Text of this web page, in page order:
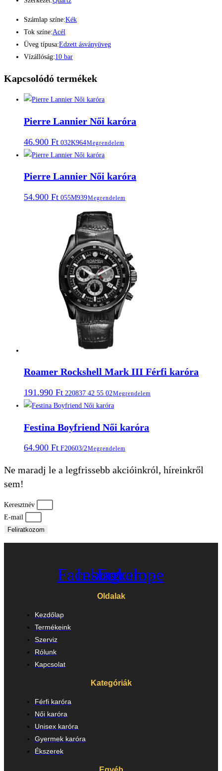
Számlap színe:Kék
Tok színe:Acél
Üveg típusa:Edzett ásványüveg
Vízállóság:10 bar
Kapcsolódó termékek
Pierre Lannier Női karóra
46.900 Ft 032K964Megrendelem
Pierre Lannier Női karóra
54.900 Ft 055M939Megrendelem
Roamer Rockshell Mark III Férfi karóra
191.990 Ft 220837 42 55 02Megrendelem
Festina Boyfriend Női karóra
64.900 Ft F20603/2Megrendelem
Ne maradj le a legfrissebb akcióinkról, híreinkről
sem!
Keresztnév
E-mail
Feliratkozom
Facebook
Instagram
Envelope
Oldalak
Kezdőlap
Termékeink
Szerviz
Rólunk
Kapcsolat
Kategóriák
Férfi karóra
Női karóra
Unisex karóra
Gyermek karóra
Ékszerek